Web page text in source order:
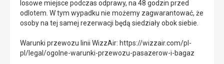
losowe miejsce podczas odprawy, na 48 godzin przed
odlotem. W tym wypadku nie możemy zagwarantować, że
osoby na tej samej rezerwacji będą siedziały obok siebie.
Warunki przewozu linii WizzAir: https://wizzair.com/pl-
pl/legal/ogolne-warunki-przewozu-pasazerow-i-bagaz